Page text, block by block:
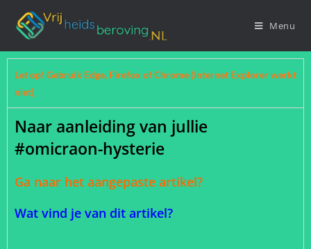
Menu
Let op! Gebruik Edge, Firefox of Chrome (Internet Explorer werkt
niet)
Naar aanleiding van jullie
#omicraon-hysterie
Ga naar het aangepaste artikel?
Wat vind je van dit artikel?